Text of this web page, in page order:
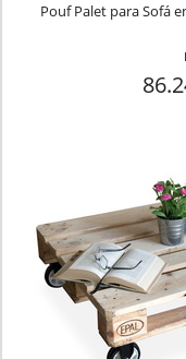
Pouf Palet para Sofá